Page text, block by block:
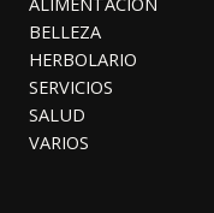
BELLEZA
HERBOLARIO
SERVICIOS
SALUD
VARIOS